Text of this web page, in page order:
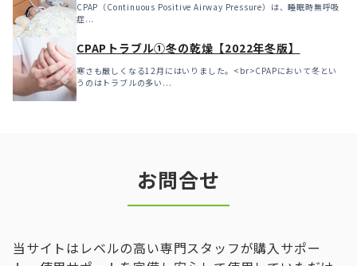
CPAP（Continuous Positive Airway Pressure）は、睡眠時無呼吸
症...
CPAPトラブル①冬の乾燥【2022年冬版】
寒さも厳しくなる12月にはいりました。<br>CPAPにおいて冬とい
うのはトラブルの多い...
お問合せ
当サイトはレベルの高い専門スタッフが購入サポー